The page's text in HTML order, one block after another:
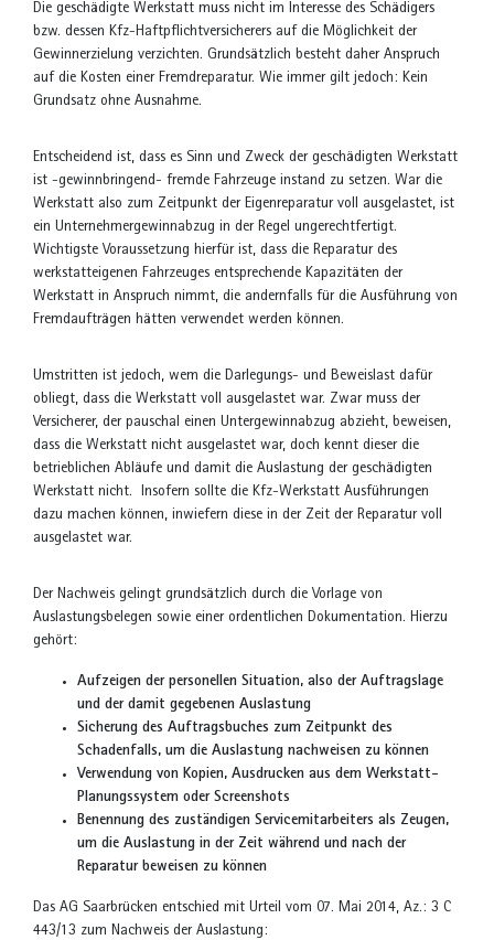
Die geschädigte Werkstatt muss nicht im Interesse des Schädigers
bzw. dessen Kfz-Haftpflichtversicherers auf die Möglichkeit der
Gewinnerzielung verzichten. Grundsätzlich besteht daher Anspruch
auf die Kosten einer Fremdreparatur. Wie immer gilt jedoch: Kein
Grundsatz ohne Ausnahme.
Entscheidend ist, dass es Sinn und Zweck der geschädigten Werkstatt
ist -gewinnbringend- fremde Fahrzeuge instand zu setzen. War die
Werkstatt also zum Zeitpunkt der Eigenreparatur voll ausgelastet, ist
ein Unternehmergewinnabzug in der Regel ungerechtfertigt.
Wichtigste Voraussetzung hierfür ist, dass die Reparatur des
werkstatteigenen Fahrzeuges entsprechende Kapazitäten der
Werkstatt in Anspruch nimmt, die andernfalls für die Ausführung von
Fremdaufträgen hätten verwendet werden können.
Umstritten ist jedoch, wem die Darlegungs- und Beweislast dafür
obliegt, dass die Werkstatt voll ausgelastet war. Zwar muss der
Versicherer, der pauschal einen Untergewinnabzug abzieht, beweisen,
dass die Werkstatt nicht ausgelastet war, doch kennt dieser die
betrieblichen Abläufe und damit die Auslastung der geschädigten
Werkstatt nicht. Insofern sollte die Kfz-Werkstatt Ausführungen
dazu machen können, inwiefern diese in der Zeit der Reparatur voll
ausgelastet war.
Der Nachweis gelingt grundsätzlich durch die Vorlage von
Auslastungsbelegen sowie einer ordentlichen Dokumentation. Hierzu
gehört:
Aufzeigen der personellen Situation, also der Auftragslage
und der damit gegebenen Auslastung
Sicherung des Auftragsbuches zum Zeitpunkt des
Schadenfalls, um die Auslastung nachweisen zu können
Verwendung von Kopien, Ausdrucken aus dem Werkstatt-
Planungssystem oder Screenshots
Benennung des zuständigen Servicemitarbeiters als Zeugen,
um die Auslastung in der Zeit während und nach der
Reparatur beweisen zu können
Das AG Saarbrücken entschied mit Urteil vom 07. Mai 2014, Az.: 3 C
443/13 zum Nachweis der Auslastung: